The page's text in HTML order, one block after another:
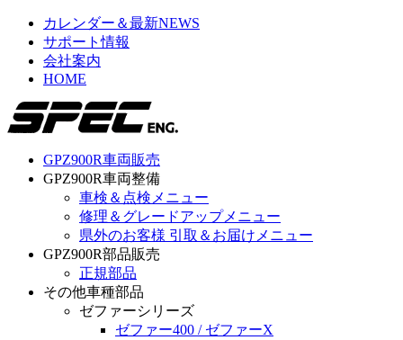
カレンダー＆最新NEWS
サポート情報
会社案内
HOME
GPZ900R車両販売
GPZ900R車両整備
車検＆点検メニュー
修理＆グレードアップメニュー
県外のお客様 引取＆お届けメニュー
GPZ900R部品販売
正規部品
その他車種部品
ゼファーシリーズ
ゼファー400 / ゼファーX